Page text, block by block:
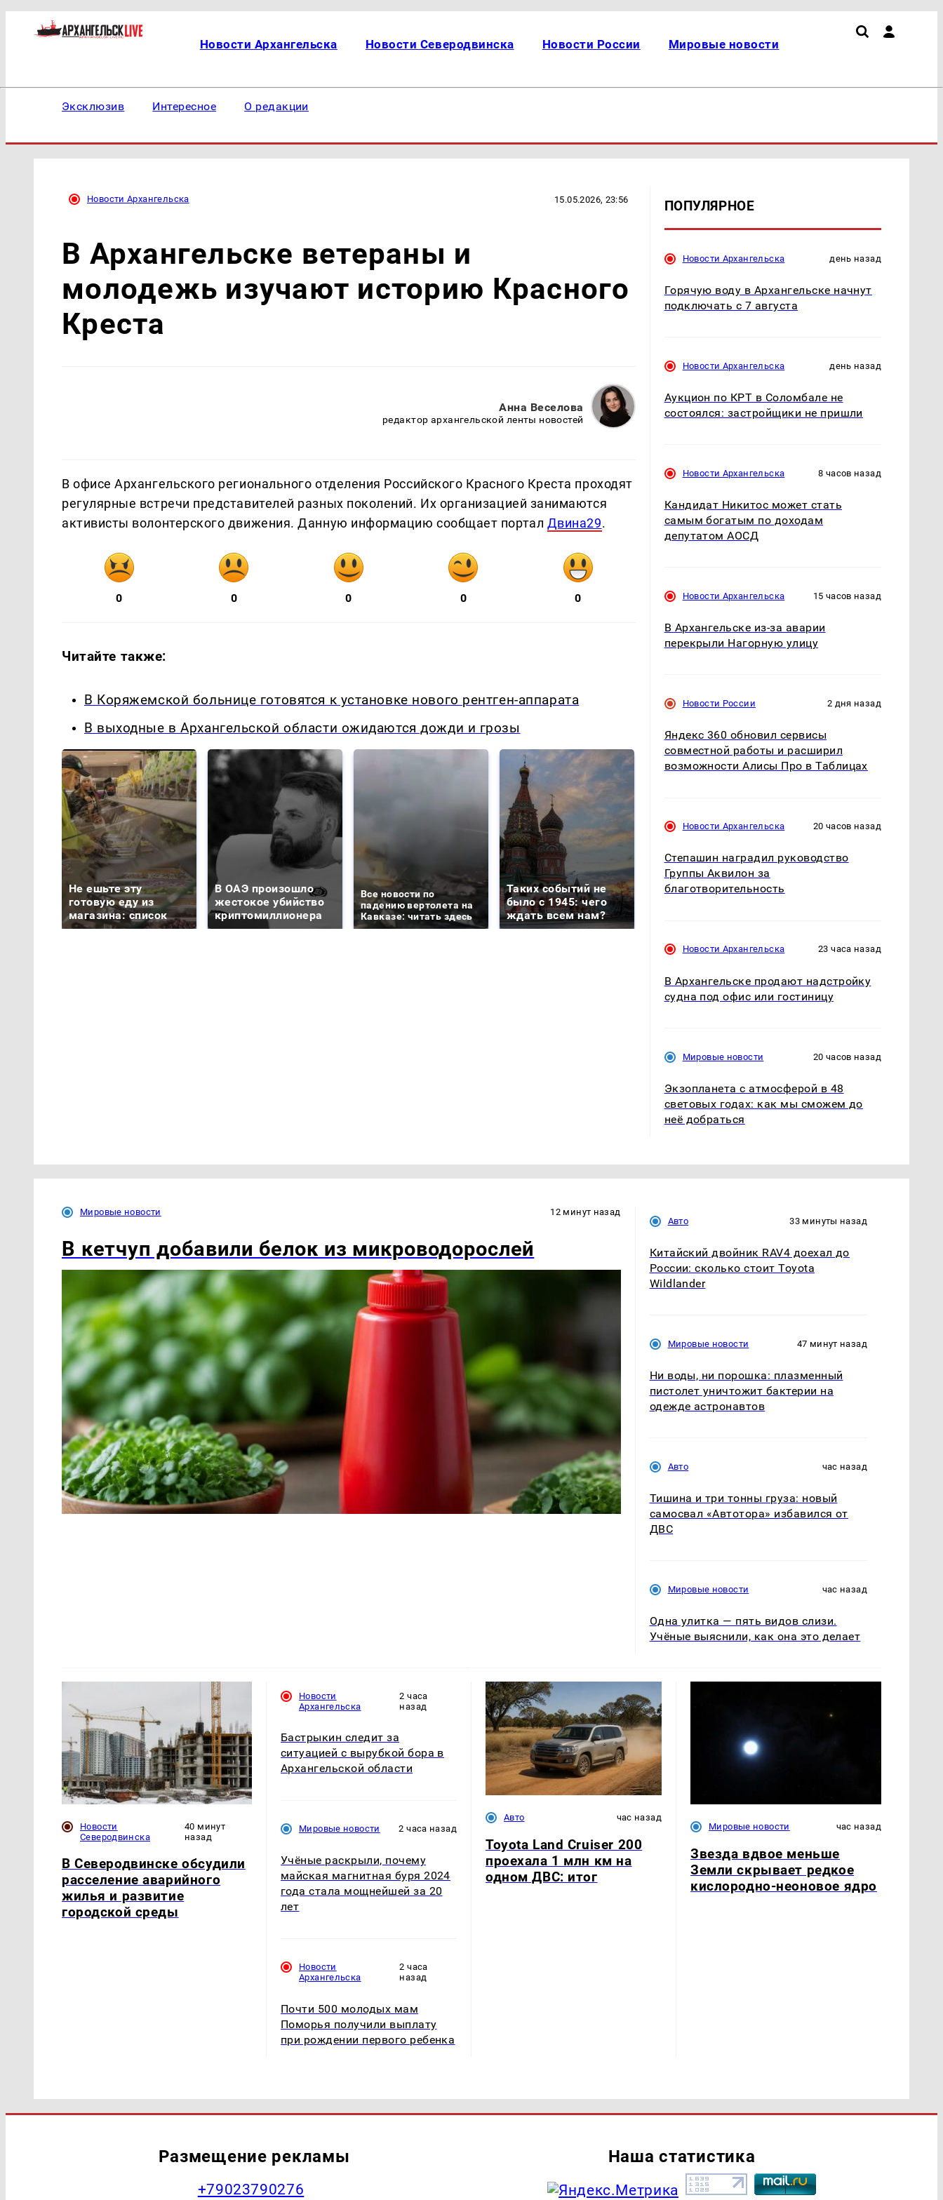
Новости Архангельска Новости Северодвинска Новости России Мировые новости
Эксклюзив Интересное О редакции
Новости Архангельска 15.05.2026, 23:56
В Архангельске ветераны и
молодежь изучают историю Красного
Креста
Анна Веселова
редактор архангельской ленты новостей
В офисе Архангельского регионального отделения Российского Красного Креста проходят
регулярные встречи представителей разных поколений. Их организацией занимаются
активисты волонтерского движения. Данную информацию сообщает портал Двина29.
0 0 0 0 0
Читайте также:
В Коряжемской больнице готовятся к установке нового рентген-аппарата
В выходные в Архангельской области ожидаются дожди и грозы
Не ешьте эту
готовую еду из
магазина: список
В ОАЭ произошло
жестокое убийство
криптомиллионера
Все новости по
падению вертолета на
Кавказе: читать здесь
Таких событий не
было с 1945: чего
ждать всем нам?
В магазинах России
ПОПУЛЯРНОЕ
Новости Архангельска день назад
Горячую воду в Архангельске начнут
подключать с 7 августа
Новости Архангельска день назад
Аукцион по КРТ в Соломбале не
состоялся: застройщики не пришли
Новости Архангельска 8 часов назад
Кандидат Никитос может стать
самым богатым по доходам
депутатом АОСД
Новости Архангельска 15 часов назад
В Архангельске из-за аварии
перекрыли Нагорную улицу
Новости России 2 дня назад
Яндекс 360 обновил сервисы
совместной работы и расширил
возможности Алисы Про в Таблицах
Новости Архангельска 20 часов назад
Степашин наградил руководство
Группы Аквилон за
благотворительность
Новости Архангельска 23 часа назад
В Архангельске продают надстройку
судна под офис или гостиницу
Мировые новости 20 часов назад
Экзопланета с атмосферой в 48
световых годах: как мы сможем до
неё добраться
Мировые новости 12 минут назад
В кетчуп добавили белок из микроводорослей
Авто 33 минуты назад
Китайский двойник RAV4 доехал до
России: сколько стоит Toyota
Wildlander
Мировые новости 47 минут назад
Ни воды, ни порошка: плазменный
пистолет уничтожит бактерии на
одежде астронавтов
Авто час назад
Тишина и три тонны груза: новый
самосвал «Автотора» избавился от
ДВС
Мировые новости час назад
Одна улитка — пять видов слизи.
Учёные выяснили, как она это делает
Новости
Северодвинска
40 минут
назад
В Северодвинске обсудили
расселение аварийного
жилья и развитие
городской среды
Новости
Архангельска
2 часа
назад
Бастрыкин следит за
ситуацией с вырубкой бора в
Архангельской области
Мировые новости 2 часа назад
Учёные раскрыли, почему
майская магнитная буря 2024
года стала мощнейшей за 20
лет
Новости
Архангельска
2 часа
назад
Почти 500 молодых мам
Поморья получили выплату
при рождении первого ребенка
Авто час назад
Toyota Land Cruiser 200
проехала 1 млн км на
одном ДВС: итог
Мировые новости час назад
Звезда вдвое меньше
Земли скрывает редкое
кислородно-неоновое ядро
Размещение рекламы
+79023790276
Наша статистика